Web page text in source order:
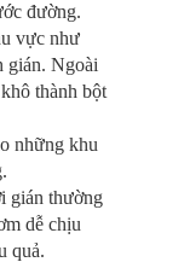
đường.
vực như
gián. Ngoài
thành bột
những khu
gián thường
dễ chịu
quả.